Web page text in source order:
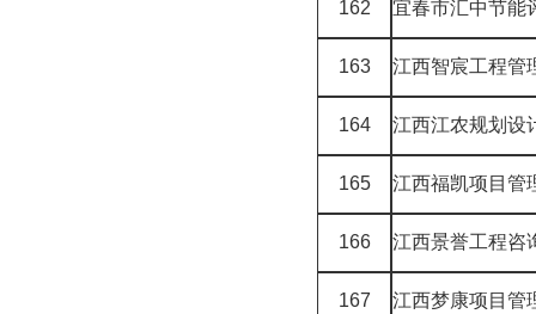
162 宜春市汇中节能
163 江西智宸工程管
164 江西江农规划设
165 江西福凯项目管
166 江西景誉工程咨
167 江西梦康项目管